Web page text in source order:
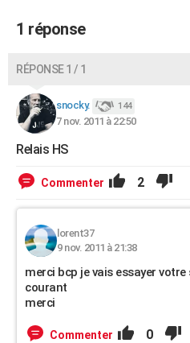
S'inscrire
Se connecter
Lycées
Collèges
Primaires
Universités
Entreprises
Service militaire
Avis de recherche
AVIS DE DÉCÈS
FORUM
Bricolage
Lifestyle
Culture
Sport
Auto
Television
Voyage
Cinema
1 réponse
RÉPONSE 1 / 1
snocky. 144
7 nov. 2011 à 22:50
Relais HS
Commenter 2
lorent37
9 nov. 2011 à 21:38
merci bcp je vais essayer
courant
merci
Commenter 0